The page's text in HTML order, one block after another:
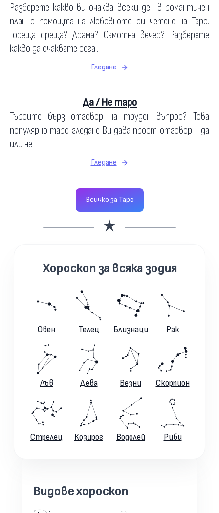
Разберете какво ви очаква всеки ден в романтичен
план с помощта на любовното си четене на Таро.
Гореща среща? Драма? Самотна вечер? Разберете
какво да очаквате сега...
Гледане
Да / Не таро
Търсите бърз отговор на труден въпрос? Това
популярно таро гледане Ви дава прост отговор - да
или не.
Гледане
Всичко за Таро
Хороскоп за всяка зодия
Овен Телец Близнаци Рак
Лъв Дева Везни Скорпион
Стрелец Козирог Водолей Риби
Видове хороскоп